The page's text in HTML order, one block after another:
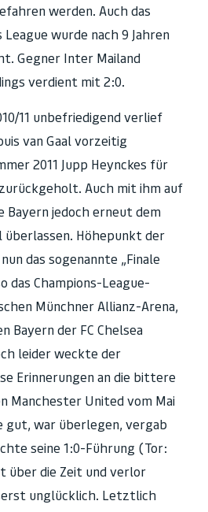
werden. Auch das
League wurde nach 9 Jahren
Gegner Inter Mailand
verdient mit 2:0.
11 unbefriedigend verlief
van Gaal vorzeitig
2011 Jupp Heynckes für
Auch mit ihm auf
Bayern jedoch erneut dem
Höhepunkt der
das sogenannte „Finale
das Champions-League-
Münchner Allianz-Arena,
Bayern der FC Chelsea
leider weckte der
Erinnerungen an die bittere
Manchester United vom Mai
gut, war überlegen, vergab
seine 1:0-Führung (Tor:
über die Zeit und verlor
unglücklich. Letztlich